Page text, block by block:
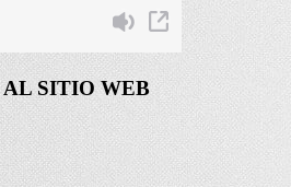
AL SITIO WEB